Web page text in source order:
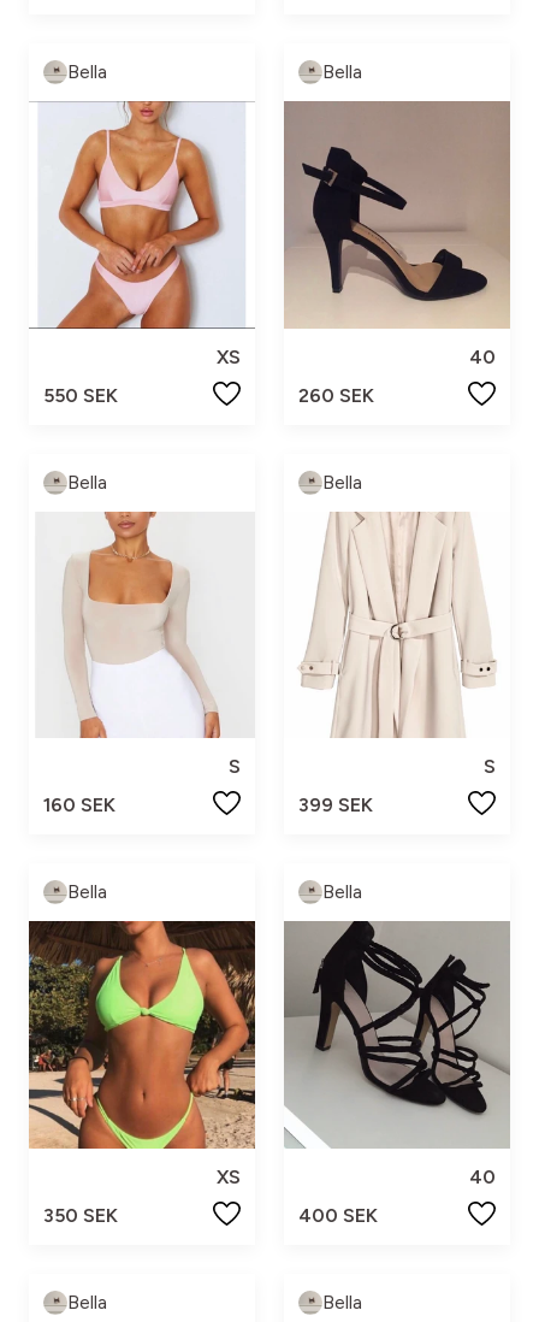
Bella
XS
550 SEK
Bella
40
260 SEK
Bella
S
160 SEK
Bella
S
399 SEK
Bella
XS
350 SEK
Bella
40
400 SEK
Bella Bella